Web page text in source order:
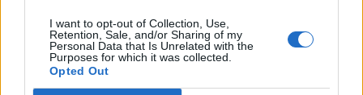
I want to opt-out of Collection, Use,
Retention, Sale, and/or Sharing of my
Personal Data that Is Unrelated with the
Purposes for which it was collected.
Opted Out
Jag upplever också att bloggen inte känns lika personlig
längre, och inte heller lika välskriven. Som sagt så förstår
jag verkligen om orken och motivationen inte alltid är på
topp. Jag kan ju bara prata för mig själv men jag